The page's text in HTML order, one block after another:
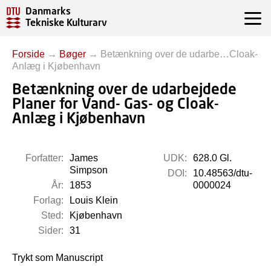
Danmarks
Tekniske Kulturarv
Forside → Bøger → Betænkning over de udarbe…Cloak-
Anlæg i Kjøbenhavn
Betænkning over de udarbejdede
Planer for Vand- Gas- og Cloak-
Anlæg i Kjøbenhavn
Forfatter:
James
Simpson
År:
1853
Forlag:
Louis Klein
Sted:
Kjøbenhavn
Sider:
31
UDK:
628.0 Gl.
DOI:
10.48563/dtu-
0000024
Trykt som Manuscript